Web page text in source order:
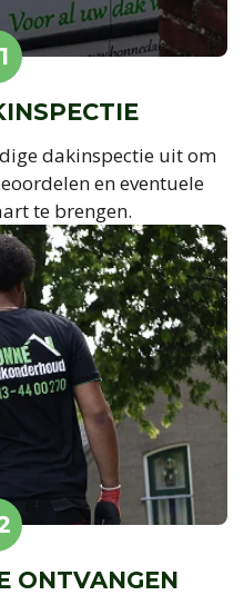
dakinspectie uit om
en eventuele
te brengen.
ONTVANGEN